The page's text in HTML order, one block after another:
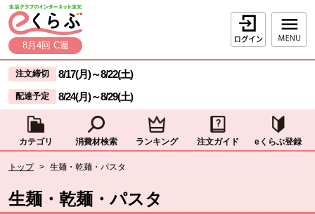
ページの先頭です。
本文へジャンプする。
8月4回 C週
ログイン
ここからサイト内共通メニューです。
サイト内共通メニューをスキップする
注文締切 8/17(月)～8/22(土)
配達予定 8/24(月)～8/29(土)
カテゴリ 消費材検索 ランキング 注文ガイド eくらぶ登録
トップ > 生麺・乾麺・パスタ
生麺・乾麺・パスタ